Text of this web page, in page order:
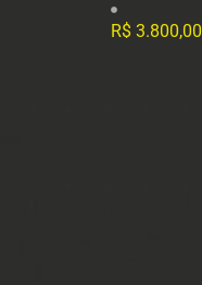
R$ 3.800,00